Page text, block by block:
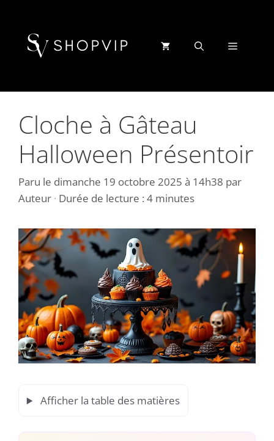
contenu
Menu
Cloche à Gâteau
Halloween Présentoir
Paru le dimanche 19 octobre 2025 à 14h38 par
Auteur · Durée de lecture : 4 minutes
Afficher la table des matières